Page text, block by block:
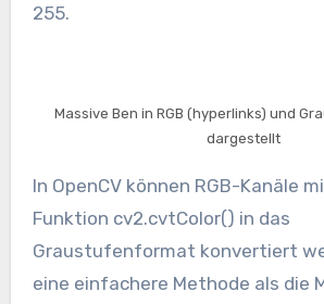
255.
Massive Ben in RGB (hyperlinks) und
dargestellt
In OpenCV können RGB-Kanäle
Funktion cv2.cvtColor() in das
Graustufenformat konvertiert
eine einfachere Methode als die